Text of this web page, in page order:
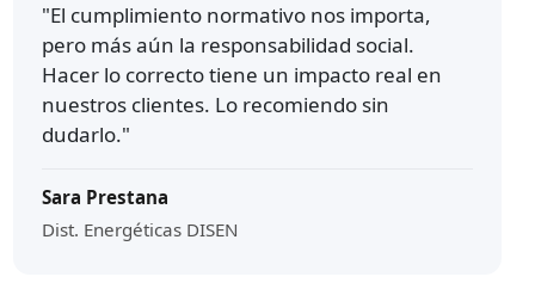
"El cumplimiento normativo nos importa,
pero más aún la responsabilidad social.
Hacer lo correcto tiene un impacto real en
nuestros clientes. Lo recomiendo sin
dudarlo."
Sara Prestana
Dist. Energéticas DISEN